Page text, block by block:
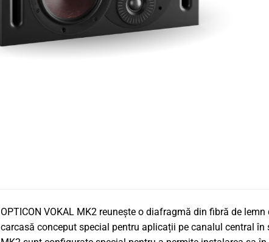
OPTICON VOKAL MK2 reunește o diafragmă din fibră de
carcasă conceput special pentru aplicații pe canalul central